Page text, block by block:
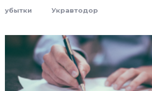
убытки Укравтодор